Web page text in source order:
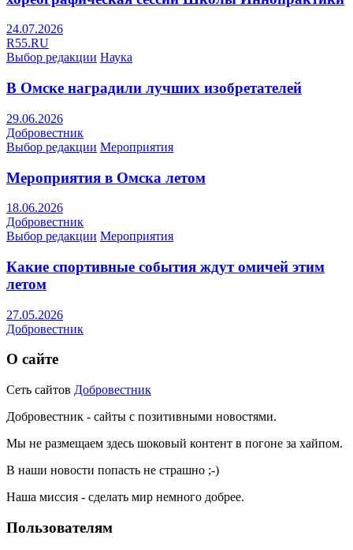
24.07.2026
R55.RU
Выбор редакции Наука
В Омске наградили лучших изобретателей
29.06.2026
Добровестник
Выбор редакции Мероприятия
Мероприятия в Омска летом
18.06.2026
Добровестник
Выбор редакции Мероприятия
Какие спортивные события ждут омичей этим
летом
27.05.2026
Добровестник
О сайте
Сеть сайтов Добровестник
Добровестник - сайты с позитивными новостями.
Мы не размещаем здесь шоковый контент в погоне за хайпом.
В наши новости попасть не страшно ;-)
Наша миссия - сделать мир немного добрее.
Пользователям